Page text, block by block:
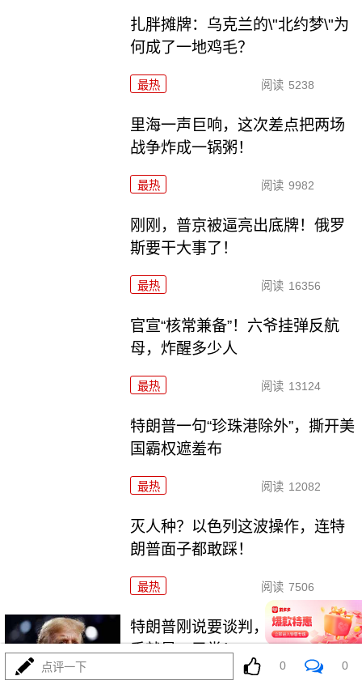
扎胖摊牌：乌克兰的\"北约梦\"为
何成了一地鸡毛？
最热 阅读 5238
里海一声巨响，这次差点把两场
战争炸成一锅粥！
最热 阅读 9982
刚刚，普京被逼亮出底牌！俄罗
斯要干大事了！
最热 阅读 16356
官宣“核常兼备”！六爷挂弹反航
母，炸醒多少人
最热 阅读 13124
特朗普一句“珍珠港除外”，撕开美
国霸权遮羞布
最热 阅读 12082
灭人种？以色列这波操作，连特
朗普面子都敢踩！
最热 阅读 7506
特朗普刚说要谈判，伊朗又是反
手就是一巴掌！
点评一下 0 0